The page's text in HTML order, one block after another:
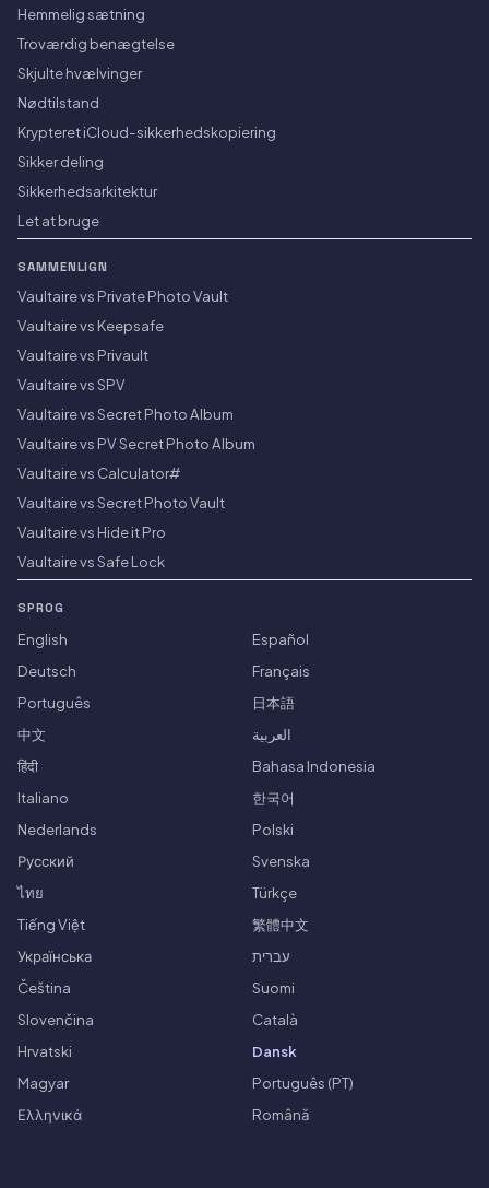
Hemmelig sætning
Troværdig benægtelse
Skjulte hvælvinger
Nødtilstand
Krypteret iCloud-sikkerhedskopiering
Sikker deling
Sikkerhedsarkitektur
Let at bruge
SAMMENLIGN
Vaultaire vs Private Photo Vault
Vaultaire vs Keepsafe
Vaultaire vs Privault
Vaultaire vs SPV
Vaultaire vs Secret Photo Album
Vaultaire vs PV Secret Photo Album
Vaultaire vs Calculator#
Vaultaire vs Secret Photo Vault
Vaultaire vs Hide it Pro
Vaultaire vs Safe Lock
SPROG
English
Español
Deutsch
Français
Português
日本語
中文
العربية
हिंदी
Bahasa Indonesia
Italiano
한국어
Nederlands
Polski
Русский
Svenska
ไทย
Türkçe
Tiếng Việt
繁體中文
Українська
עברית
Čeština
Suomi
Slovenčina
Català
Hrvatski
Dansk
Magyar
Português (PT)
Ελληνικά
Română